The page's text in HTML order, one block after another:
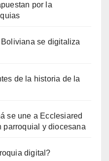
por la
se digitaliza
de la historia de la
se une a Ecclesiared
parroquial y diocesana
digital?